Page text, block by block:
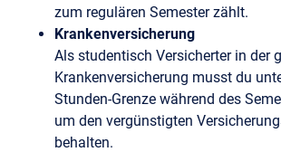
zum regulären Semester zählt.
Krankenversicherung
Als studentisch Versicherter in der
Krankenversicherung musst du
Stunden-Grenze während des
um den vergünstigten
behalten.